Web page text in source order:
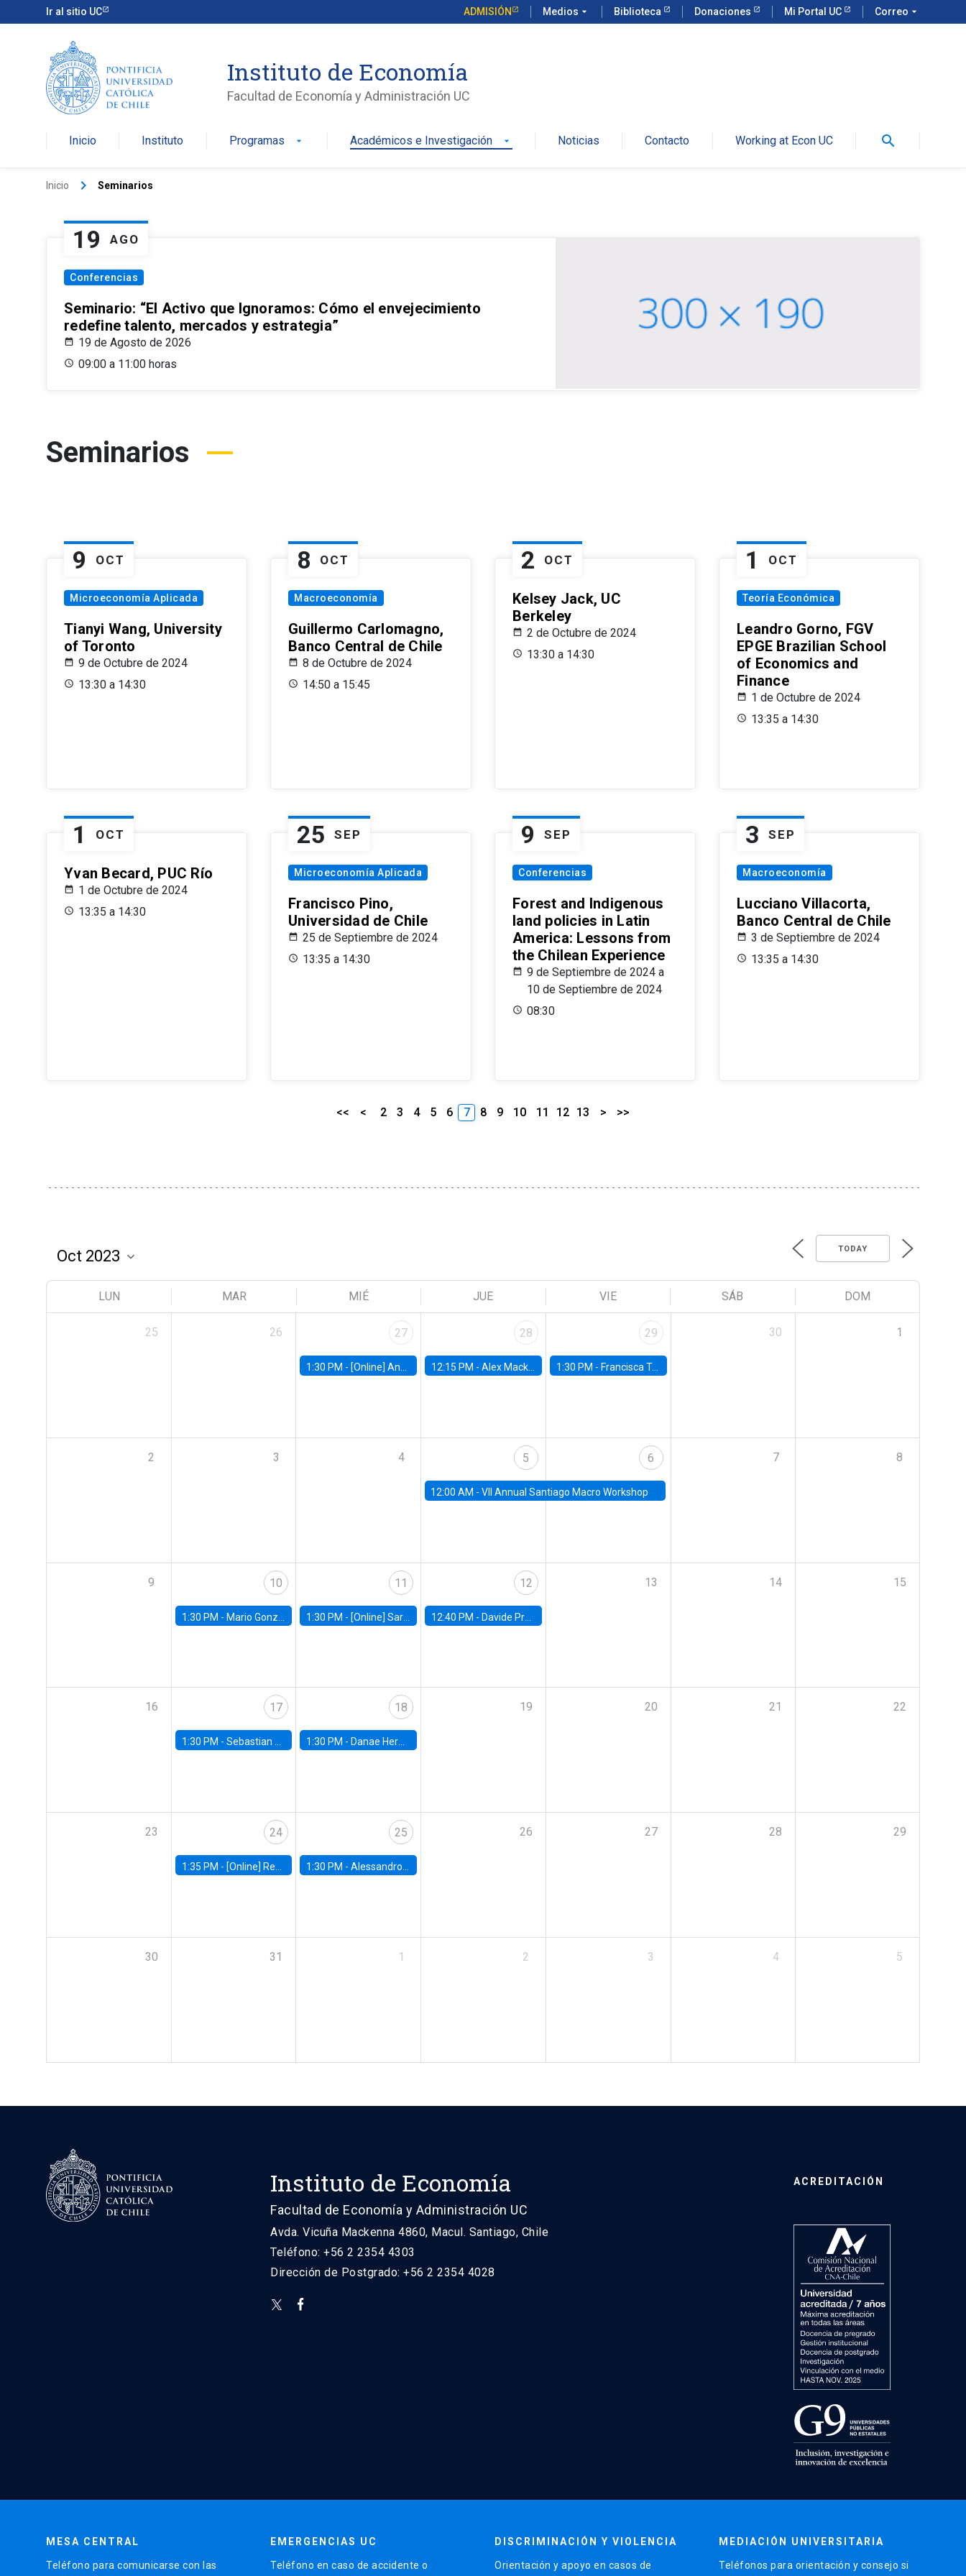
Ir al sitio UC ADMISIÓN Medios arrow_drop_down Biblioteca Donaciones Mi Portal UC Correo arrow_drop_down
Instituto de Economía
Facultad de Economía y Administración UC
Inicio Instituto Programas arrow_drop_down Académicos e Investigación arrow_drop_down Noticias Contacto Working at Econ UC search
Inicio keyboard_arrow_right Seminarios
19 AGO
Conferencias
Seminario: “El Activo que Ignoramos: Cómo el envejecimiento
redefine talento, mercados y estrategia”
19 de Agosto de 2026
09:00 a 11:00 horas
Seminarios
9 OCT
Microeconomía Aplicada
Tianyi Wang, University
of Toronto
9 de Octubre de 2024
13:30 a 14:30
8 OCT
Macroeconomía
Guillermo Carlomagno,
Banco Central de Chile
8 de Octubre de 2024
14:50 a 15:45
2 OCT
Kelsey Jack, UC
Berkeley
2 de Octubre de 2024
13:30 a 14:30
1 OCT
Teoría Económica
Leandro Gorno, FGV
EPGE Brazilian School
of Economics and
Finance
1 de Octubre de 2024
13:35 a 14:30
1 OCT
Yvan Becard, PUC Río
1 de Octubre de 2024
13:35 a 14:30
25 SEP
Microeconomía Aplicada
Francisco Pino,
Universidad de Chile
25 de Septiembre de 2024
13:35 a 14:30
9 SEP
Conferencias
Forest and Indigenous
land policies in Latin
America: Lessons from
the Chilean Experience
9 de Septiembre de 2024 a
10 de Septiembre de 2024
08:30
3 SEP
Macroeconomía
Lucciano Villacorta,
Banco Central de Chile
3 de Septiembre de 2024
13:35 a 14:30
<< < 2 3 4 5 6 7 8 9 10 11 12 13 > >>
TODAY
LUN MAR MIÉ JUE VIE SÁB DOM
25 26 27
1:30 PM - [Online] Ana Tur Prats, UC Merced
28
12:15 PM -Alex Mackay, Harvard Business School
29
1:30 PM - Francisca Torrealba, estudiante de Doctorado en Economía UC
30 1
2 3 4 5
12:00 AM -VII Annual Santiago Macro Workshop
6 7 8
9 10
1:30 PM - Mario González, Banco Central de Chile
11
1:30 PM - [Online] Sarah Armitage, Boston University
12
12:40 PM - Davide Proserpio, Marshall School of Business
13 14 15
16 17
1:30 PM - Sebastian Claro, Universidad de Los Andes
18
1:30 PM - Danae Hernandez-Cortes, Arizona State
19 20 21 22
23 24
1:35 PM - [Online] Renata Narita, PUC Rio
25
1:30 PM -Alessandro Chiari, Charles University
26 27 28 29
30 31 1 2 3 4 5
Instituto de Economía
Facultad de Economía y Administración UC
Avda. Vicuña Mackenna 4860, Macul. Santiago, Chile
Teléfono: +56 2 2354 4303
Dirección de Postgrado: +56 2 2354 4028
ACREDITACIÓN
MESA CENTRAL
Teléfono para comunicarse con las
EMERGENCIAS UC
Teléfono en caso de accidente o
DISCRIMINACIÓN Y VIOLENCIA
Orientación y apoyo en casos de
MEDIACIÓN UNIVERSITARIA
Teléfonos para orientación y consejo si